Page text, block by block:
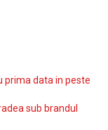
prima data in peste
sub brandul